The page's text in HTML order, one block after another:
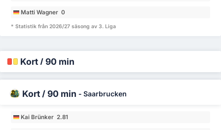
Matti Wagner 0
* Statistik från 2026/27 säsong av 3. Liga
Kort / 90 min
Kort / 90 min - Saarbrucken
Kai Brünker 2.81